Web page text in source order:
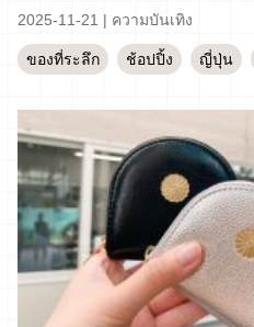
2025-11-21 | ความบันเทิง
ของที่ระลึก ช้อปปิ้ง ญี่ปุ่น